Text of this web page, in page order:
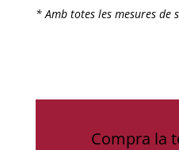
* Amb totes les mesures de
Compra la